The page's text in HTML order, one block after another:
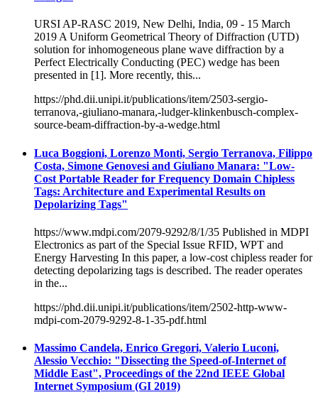
URSI AP-RASC 2019, New Delhi, India, 09 - 15 March
2019 A Uniform Geometrical Theory of Diffraction (UTD)
solution for inhomogeneous plane wave diffraction by a
Perfect Electrically Conducting (PEC) wedge has been
presented in [1]. More recently, this...
https://phd.dii.unipi.it/publications/item/2503-sergio-
terranova,-giuliano-manara,-ludger-klinkenbusch-complex-
source-beam-diffraction-by-a-wedge.html
Luca Boggioni, Lorenzo Monti, Sergio Terranova, Filippo
Costa, Simone Genovesi and Giuliano Manara: "Low-
Cost Portable Reader for Frequency Domain Chipless
Tags: Architecture and Experimental Results on
Depolarizing Tags"
https://www.mdpi.com/2079-9292/8/1/35 Published in MDPI
Electronics as part of the Special Issue RFID, WPT and
Energy Harvesting In this paper, a low-cost chipless reader for
detecting depolarizing tags is described. The reader operates
in the...
https://phd.dii.unipi.it/publications/item/2502-http-www-
mdpi-com-2079-9292-8-1-35-pdf.html
Massimo Candela, Enrico Gregori, Valerio Luconi,
Alessio Vecchio: "Dissecting the Speed-of-Internet of
Middle East", Proceedings of the 22nd IEEE Global
Internet Symposium (GI 2019)